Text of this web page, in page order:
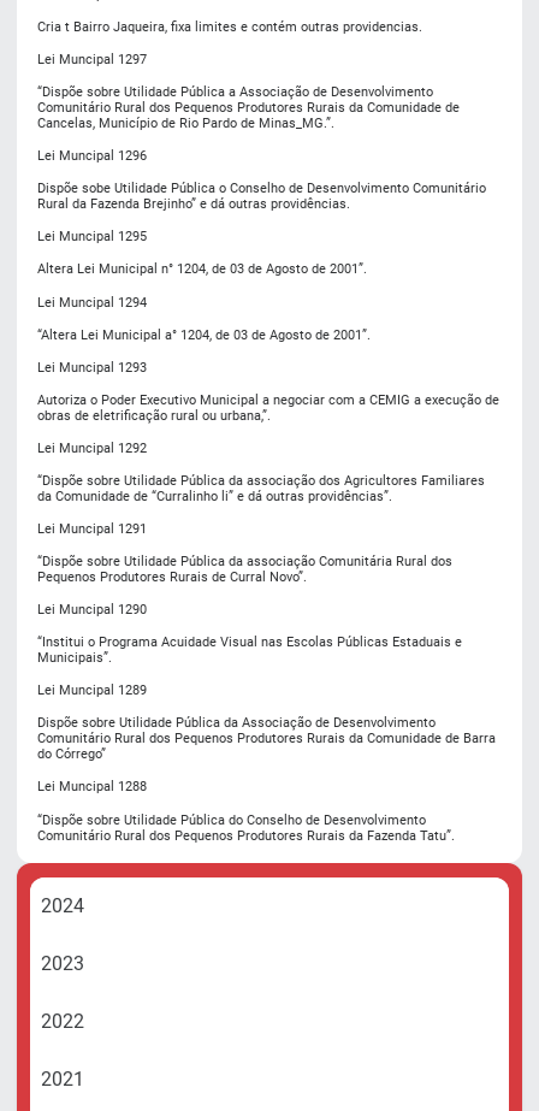
2024
2023
2022
2021
Cria t Bairro Jaqueira, fixa limites e contém outras providencias.
Lei Muncipal 1297
“Dispõe sobre Utilidade Pública a Associação de Desenvolvimento
Comunitário Rural dos Pequenos Produtores Rurais da Comunidade de
Cancelas, Município de Rio Pardo de Minas_MG.”.
Lei Muncipal 1296
Dispõe sobe Utilidade Pública o Conselho de Desenvolvimento Comunitário
Rural da Fazenda Brejinho” e dá outras providências.
Lei Muncipal 1295
Altera Lei Municipal n° 1204, de 03 de Agosto de 2001”.
Lei Muncipal 1294
“Altera Lei Municipal a° 1204, de 03 de Agosto de 2001”.
Lei Muncipal 1293
Autoriza o Poder Executivo Municipal a negociar com a CEMIG a execução de
obras de eletrificação rural ou urbana,”.
Lei Muncipal 1292
“Dispõe sobre Utilidade Pública da associação dos Agricultores Familiares
da Comunidade de “Curralinho li” e dá outras providências”.
Lei Muncipal 1291
“Dispõe sobre Utilidade Pública da associação Comunitária Rural dos
Pequenos Produtores Rurais de Curral Novo”.
Lei Muncipal 1290
“Institui o Programa Acuidade Visual nas Escolas Públicas Estaduais e
Municipais”.
Lei Muncipal 1289
Dispõe sobre Utilidade Pública da Associação de Desenvolvimento
Comunitário Rural dos Pequenos Produtores Rurais da Comunidade de Barra
do Córrego”
Lei Muncipal 1288
“Dispõe sobre Utilidade Pública do Conselho de Desenvolvimento
Comunitário Rural dos Pequenos Produtores Rurais da Fazenda Tatu”.